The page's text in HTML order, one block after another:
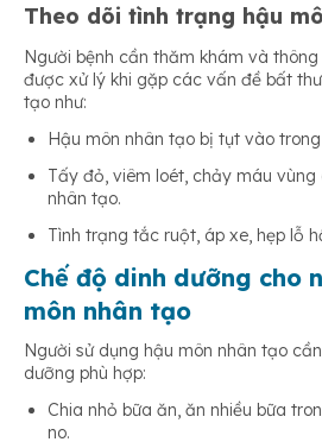
Theo dõi tình trạng hậu
Người bệnh cần thăm khám và
được xử lý khi gặp các vấn đề bất
tạo như:
Hậu môn nhân tạo bị tụt vào
Tấy đỏ, viêm loét, chảy máu
nhân tạo.
Tình trạng tắc ruột, áp xe, hẹp lỗ
Chế độ dinh dưỡng cho
môn nhân tạo
Người sử dụng hậu môn nhân tạo
dưỡng phù hợp:
Chia nhỏ bữa ăn, ăn nhiều bữa
no.